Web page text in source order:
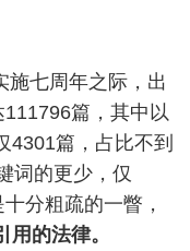
施七周年之际，出
111796篇，其中以
4301篇，占比不到
词的更少，仅
分粗疏的一瞥，
的法律。